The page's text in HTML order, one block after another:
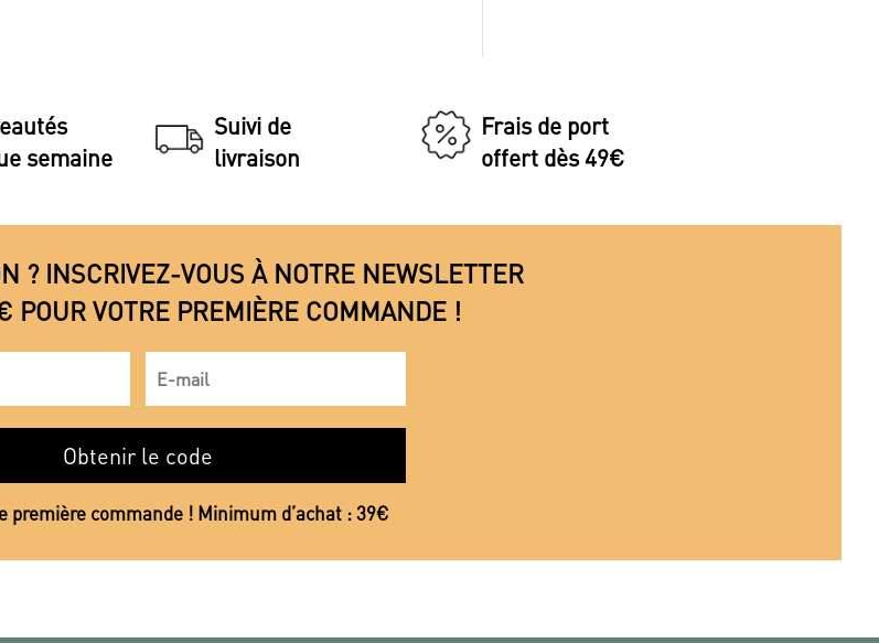
semaine
Suivi de
livraison
Frais de port
offert dès 49€
? INSCRIVEZ-VOUS À NOTRE NEWSLETTER
POUR VOTRE PREMIÈRE COMMANDE !
Obtenir le code
première commande ! Minimum d’achat : 39€